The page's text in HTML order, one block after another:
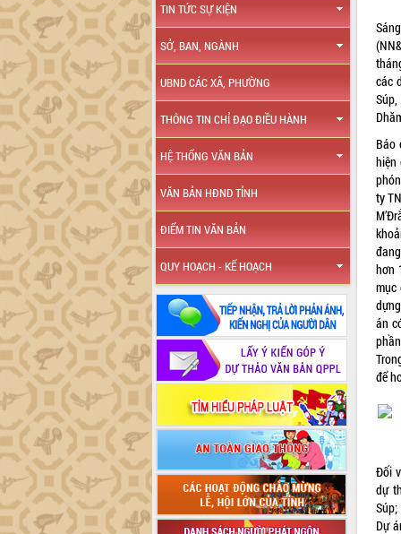
TIN TỨC SỰ KIỆN
SỞ, BAN, NGÀNH
UBND CÁC XÃ, PHƯỜNG
THÔNG TIN CHỈ ĐẠO ĐIỀU HÀNH
HỆ THỐNG VĂN BẢN
VĂN BẢN HĐND TỈNH
ĐIỂM TIN VĂN BẢN
QUY HOẠCH - KẾ HOẠCH
các
Báo
hiện
ty
hơn
mục
án
để
Đối
dự
Dự